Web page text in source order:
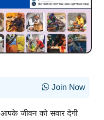
Join Now
आपके जीवन को सवार देगी